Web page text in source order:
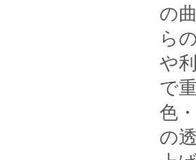
の
ら
や
で
色
の